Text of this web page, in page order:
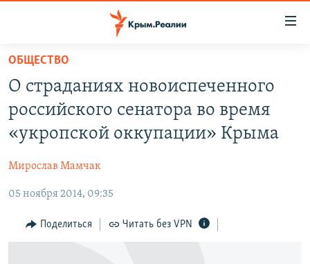
Вернуться
основному
содержанию
Вернутся
главной
навигации
Вернутся
поиску
СПЕЦПРОЕКТЫ
11 ЛЕТ ОККУПАЦИИ КРЫМА. 11 ИСТОРИЙ СОПРОТИВЛЕНИЯ
ВОДА
ЕЩЕ
ИНТЕРАКТИВ
ИНФОГРАФИКА
РАДІО СВОБОДА
КАК ОБОЙТИ БЛОКИРОВКУ
ОБЩЕСТВО
О страданиях новоиспеченного
российского сенатора во время
«укропской оккупации» Крыма
Мирослав Мамчак
05 ноября 2014, 09:35
Поделиться Читать без VPN